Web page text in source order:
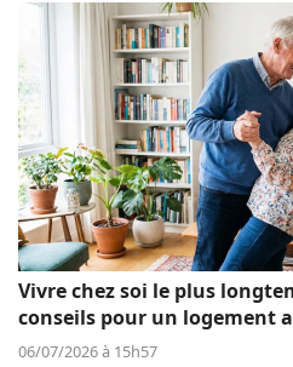
Vivre chez soi le plus
conseils pour un logement
06/07/2026 à 15h57